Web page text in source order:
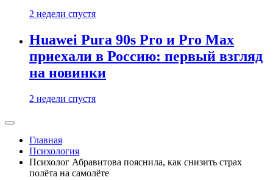
2 недели спустя
Huawei Pura 90s Pro и Pro Max
приехали в Россию: первый взгляд
на новинки
2 недели спустя
Главная
Психология
Психолог Абравитова пояснила, как снизить страх
полёта на самолёте